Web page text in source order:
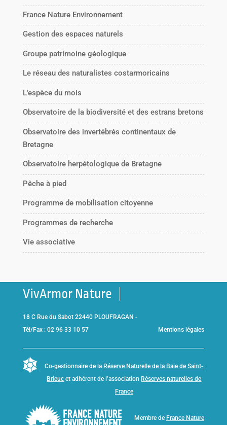
France Nature Environnement
Gestion des espaces naturels
Groupe patrimoine géologique
Le réseau des naturalistes costarmoricains
L’espèce du mois
Observatoire de la biodiversité et des estrans bretons
Observatoire des invertébrés continentaux de
Bretagne
Observatoire herpétologique de Bretagne
Pêche à pied
Programme de mobilisation citoyenne
Programmes de recherche
Vie associative
VivArmor Nature
18 C Rue du Sabot 22440 PLOUFRAGAN -
Tél/Fax : 02 96 33 10 57
Mentions légales
Co-gestionnaire de la Réserve Naturelle de la Baie de Saint-
Brieuc et adhérent de l’association Réserves naturelles de
France
Membre de France Nature